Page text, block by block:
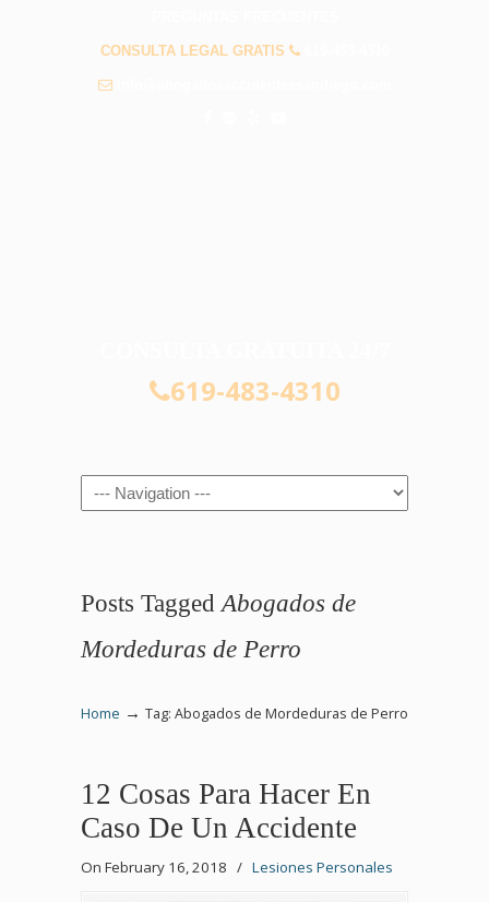
CONSULTA LEGAL GRATIS
619-483-4310
Navigation
Posts Tagged Abogados de
Mordeduras de Perro
Home → Tag: Abogados de Mordeduras de Perro
12 Cosas Para Hacer En
Caso De Un Accidente
On February 16, 2018 / Lesiones Personales